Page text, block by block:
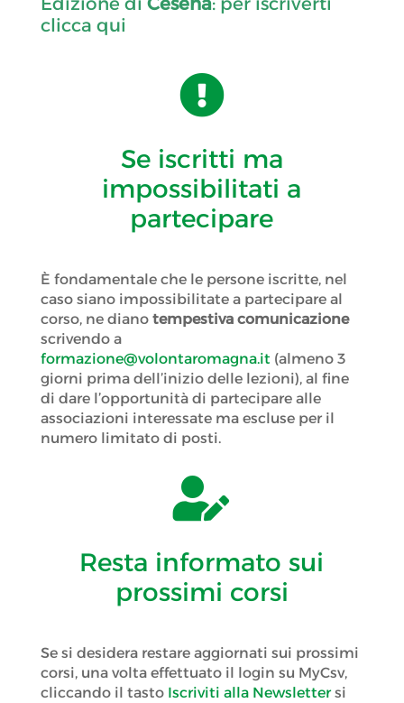
clicca qui

Se iscritti ma
impossibilitati a
partecipare
È fondamentale che le persone iscritte, nel
caso siano impossibilitate a partecipare al
corso, ne diano tempestiva comunicazione
scrivendo a
formazione@volontaromagna.it (almeno 3
giorni prima dell’inizio delle lezioni), al fine
di dare l’opportunità di partecipare alle
associazioni interessate ma escluse per il
numero limitato di posti.

Resta informato sui
prossimi corsi
Se si desidera restare aggiornati sui prossimi
corsi, una volta effettuato il login su MyCsv,
cliccando il tasto Iscriviti alla Newslettersi